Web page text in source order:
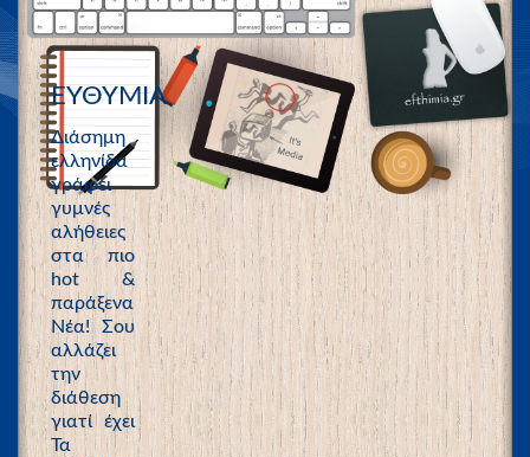
ΕΥΘΥΜΙΑ
Διάσημη
ελληνίδα
γράφει
γυμνές
αλήθειες
στα πιο
hot &
παράξενα
Νέα! Σου
αλλάζει
την
διάθεση
γιατί έχει
Τα